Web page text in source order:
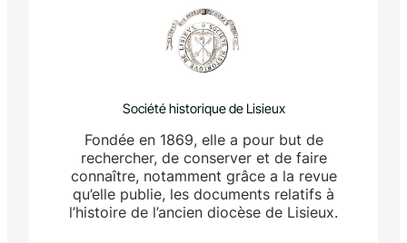
Société historique de Lisieux
Fondée en 1869, elle a pour but de
rechercher, de conserver et de faire
connaître, notamment grâce a la revue
qu’elle publie, les documents relatifs à
l’histoire de l’ancien diocèse de Lisieux.